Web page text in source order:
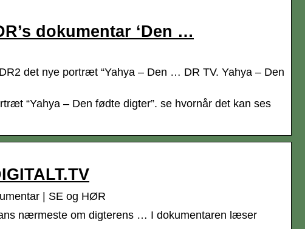
dokumentar ‘Den …
det nye portræt “Yahya – Den … DR TV. Yahya – Den
“Yahya – Den fødte digter”. se hvornår det kan ses
| SE og HØR
nærmeste om digterens … I dokumentaren læser